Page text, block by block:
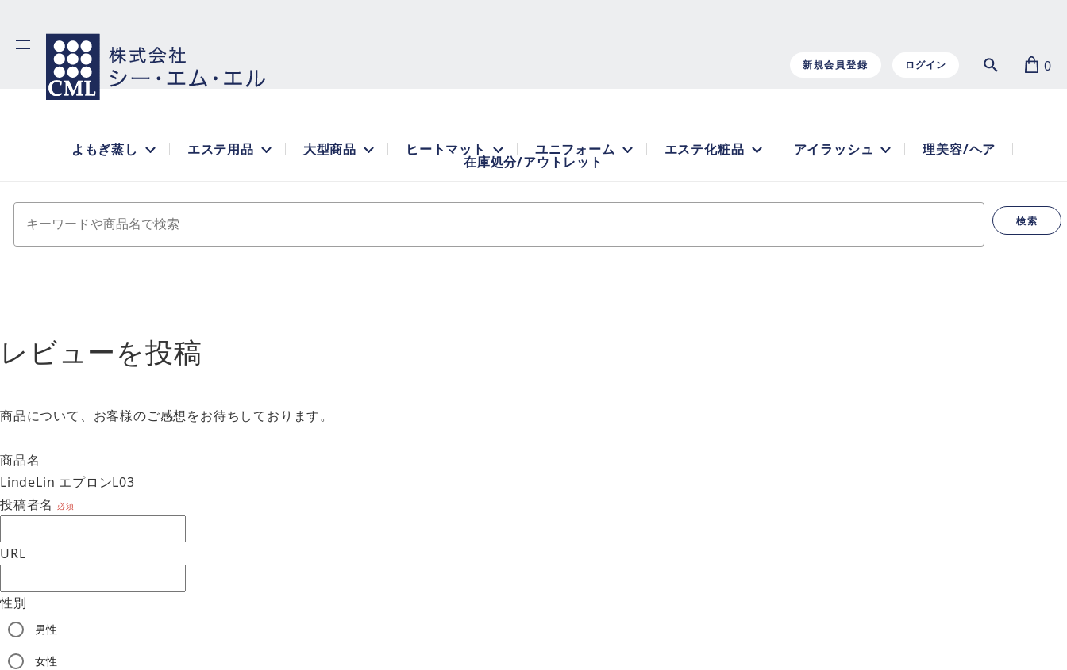
新規会員登録 ログイン 0
よもぎ蒸し エステ用品 大型商品 ヒートマット ユニフォーム エステ化粧品 アイラッシュ 理美容/ヘア
在庫処分/アウトレット
検索
レビューを投稿
商品について、お客様のご感想をお待ちしております。
商品名
LindeLin エプロンL03
投稿者名
必須
URL
性別
男性
女性